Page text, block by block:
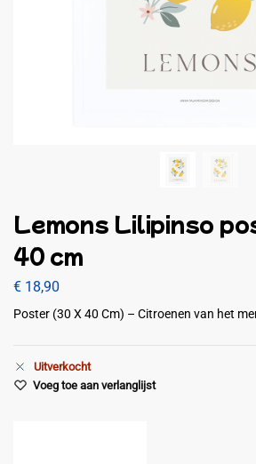
Lemons Lilipinso
40 cm
€ 18,90
Poster (30 X 40 Cm) – Citroenen van het
Uitverkocht
Voeg toe aan verlanglijst